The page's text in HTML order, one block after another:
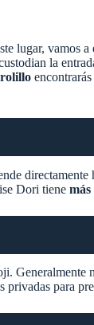
lugar, vamos a
la
Dori tiene más
para